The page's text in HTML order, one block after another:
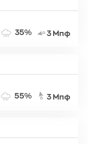
35% 3 Μπφ
55% 3 Μπφ